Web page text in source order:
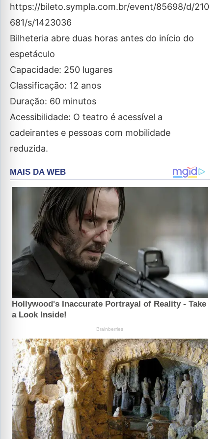
https://bileto.sympla.com.br/event/85698/d/210
681/s/1423036
Bilheteria abre duas horas antes do início do
espetáculo
Capacidade: 250 lugares
Classificação: 12 anos
Duração: 60 minutos
Acessibilidade: O teatro é acessível a
cadeirantes e pessoas com mobilidade
reduzida.